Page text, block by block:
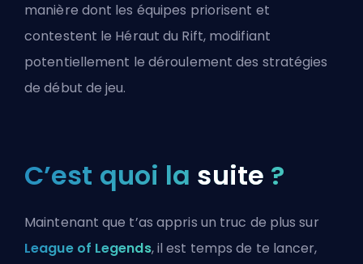
manière dont les équipes priorisent et
contestent le Héraut du Rift, modifiant
potentiellement le déroulement des stratégies
de début de jeu.
C’est quoi la suite ?
Maintenant que t’as appris un truc de plus sur
League of Legends, il est temps de te lancer,